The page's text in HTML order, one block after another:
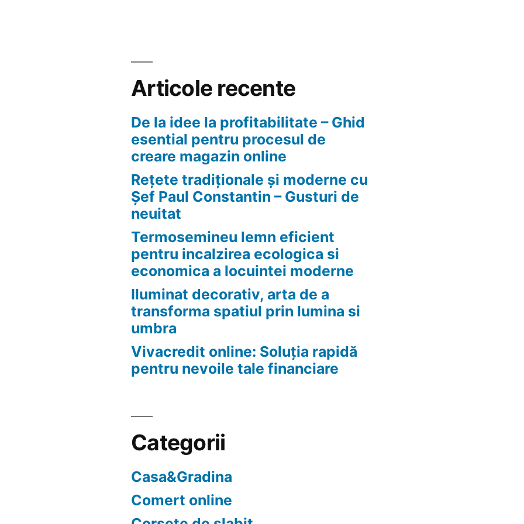
Articole recente
De la idee la profitabilitate – Ghid
esential pentru procesul de
creare magazin online
Rețete tradiționale și moderne cu
Șef Paul Constantin – Gusturi de
neuitat
Termosemineu lemn eficient
pentru incalzirea ecologica si
economica a locuintei moderne
Iluminat decorativ, arta de a
transforma spatiul prin lumina si
umbra
Vivacredit online: Soluția rapidă
pentru nevoile tale financiare
Categorii
Casa&Gradina
Comert online